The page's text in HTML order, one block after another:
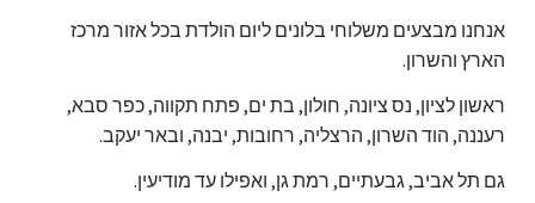
אנחנו מבצעים משלוחי בלונים ליום הולדת בכל אזור מרכז
הארץ והשרון.
ראשון לציון, נס ציונה, חולון, בת ים, פתח תקווה, כפר סבא,
רעננה, הוד השרון, הרצליה, רחובות, יבנה, ובאר יעקב.
גם תל אביב, גבעתיים, רמת גן, ואפילו עד מודיעין.